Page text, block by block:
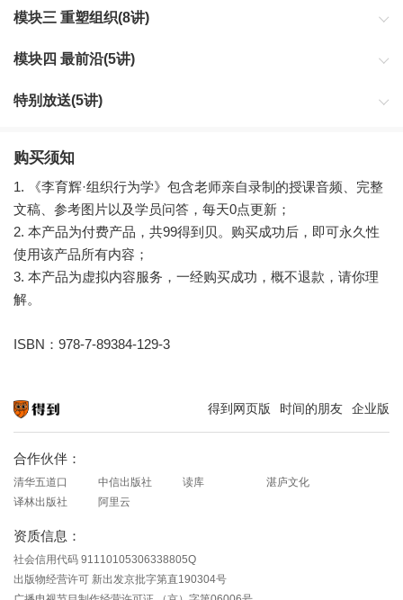
为你介绍哪些最新现象的出现，在影响团队工作的效果，并且帮你
总结应对方法。
模块三 重塑组织(8讲)
为你梳理影响商业组织变革的因素，揭示背后隐藏的逻辑，提出未
来的应对方案。
模块四 最前沿(5讲)
只要学术界有最新发展，李老师就会把内容在这里更新，力图做到
与前沿“零时差”。
特别放送(5讲)
购买须知
1. 《李育辉·组织行为学》包含老师亲自录制的授课音频、完整
文稿、参考图片以及学员问答，每天0点更新；
2. 本产品为付费产品，共99得到贝。购买成功后，即可永久性
使用该产品所有内容；
3. 本产品为虚拟内容服务，一经购买成功，概不退款，请你理
解。
ISBN：978-7-89384-129-3
得到网页版 时间的朋友 企业版
合作伙伴：
清华五道口 中信出版社 读库
湛庐文化
译林出版社
阿里云
资质信息：
社会信用代码 91110105306338805Q
出版物经营许可 新出发京批字第直190304号